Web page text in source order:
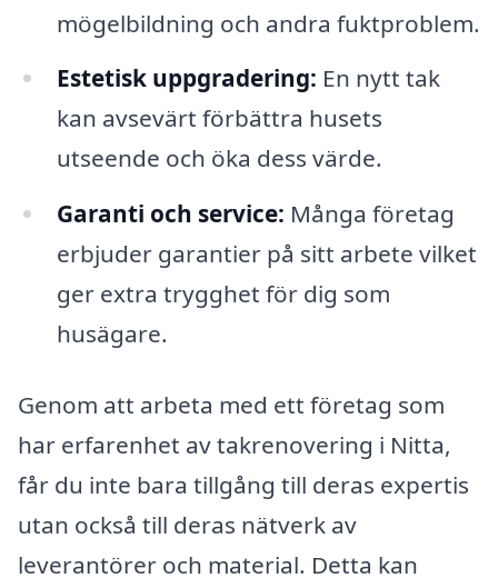
mögelbildning och andra fuktproblem.
Estetisk uppgradering: En nytt tak
kan avsevärt förbättra husets
utseende och öka dess värde.
Garanti och service: Många företag
erbjuder garantier på sitt arbete vilket
ger extra trygghet för dig som
husägare.
Genom att arbeta med ett företag som
har erfarenhet av takrenovering i Nitta,
får du inte bara tillgång till deras expertis
utan också till deras nätverk av
leverantörer och material. Detta kan